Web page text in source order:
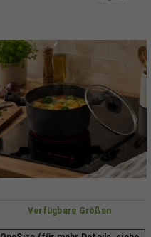
Verfügbare Größen